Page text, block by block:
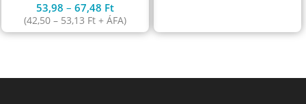
53,98–67,48 Ft
(42,50– 53,13 Ft + ÁFA)